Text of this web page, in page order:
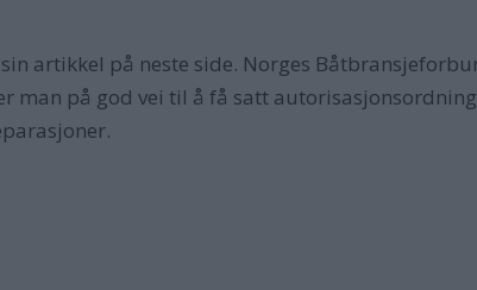
artikkel på neste side. Norges
man på god vei til å få satt